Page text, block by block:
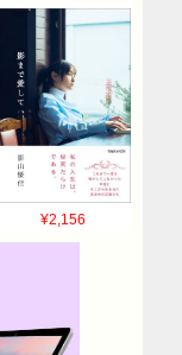
¥2,156